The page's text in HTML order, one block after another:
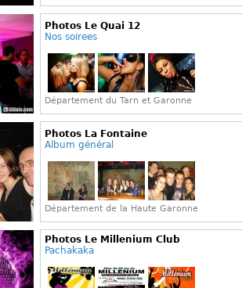
Photos Le Quai 12
Nos soirees
Département du Tarn et Garonne
Photos La Fontaine
Album général
Département de la Haute Garonne
Photos Le Millenium Club
Pachakaka